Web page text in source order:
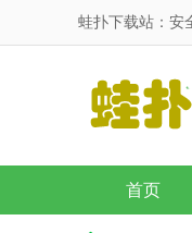
蛙扑下载站：安
首页